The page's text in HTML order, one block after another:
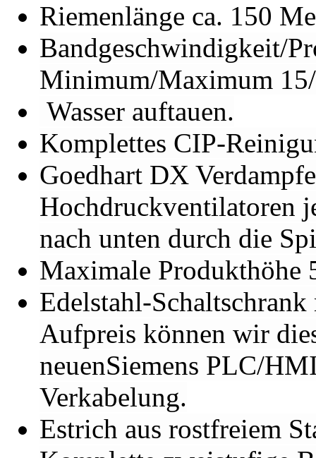
Riemenlänge ca. 150
Bandgeschwindigkeit/
Minimum/Maximum
Wasser auftauen.
Komplettes CIP-
Goedhart DX
Hochdruckventilatoren
nach unten durch die
Maximale Produkthöhe
Edelstahl-
Aufpreis können wir
neuenSiemens PLC/
Verkabelung.
Estrich aus rostfreiem